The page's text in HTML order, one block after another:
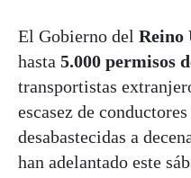
El Gobierno del Reino
hasta 5.000 permisos
transportistas
escasez de
desabastecidas a
han adelantado este